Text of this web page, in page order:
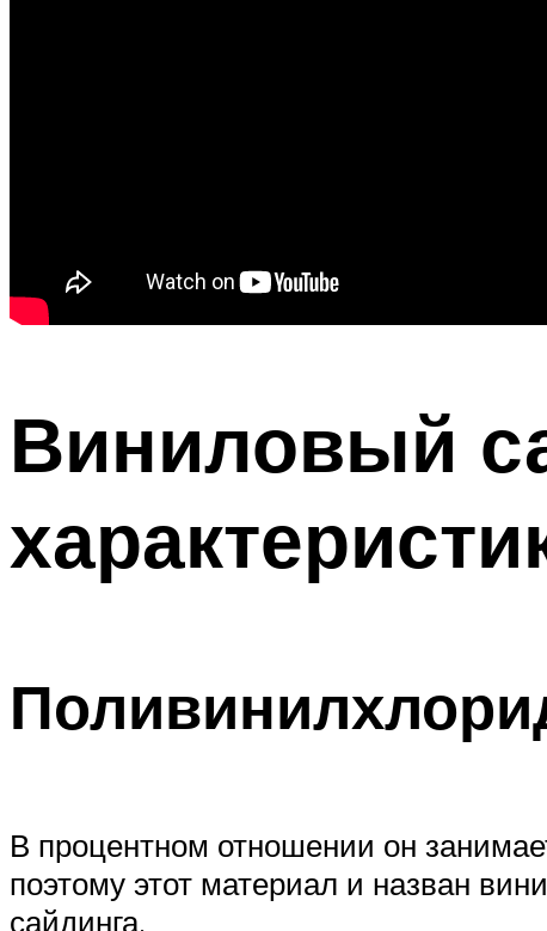
Виниловый
В процентном отношении он
поэтому этот материал и назван
сайдинга.